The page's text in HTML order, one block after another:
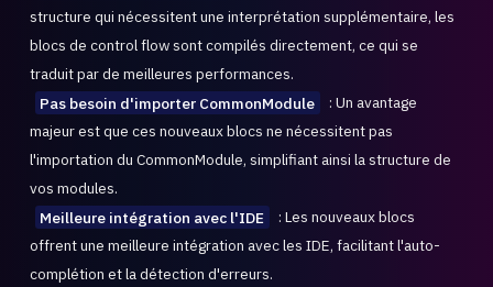
structure qui nécessitent une interprétation supplémentaire, les
blocs de control flow sont compilés directement, ce qui se
traduit par de meilleures performances.
Pas besoin d'importer CommonModule
: Un avantage
majeur est que ces nouveaux blocs ne nécessitent pas
l'importation du CommonModule, simplifiant ainsi la structure de
vos modules.
Meilleure intégration avec l'IDE
: Les nouveaux blocs
offrent une meilleure intégration avec les IDE, facilitant l'auto-
complétion et la détection d'erreurs.